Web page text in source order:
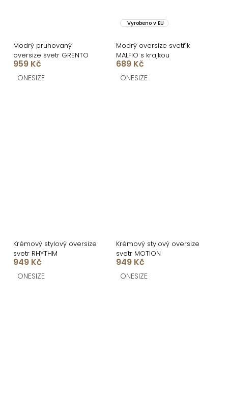
Modrý pruhovaný
oversize svetr GRENTO
959 Kč
ONESIZE
Vyrobeno v EU
Modrý oversize svetřík
MALFIO s krajkou
689 Kč
ONESIZE
Krémový stylový oversize
svetr RHYTHM
949 Kč
ONESIZE
Krémový stylový oversize
svetr MOTION
949 Kč
ONESIZE